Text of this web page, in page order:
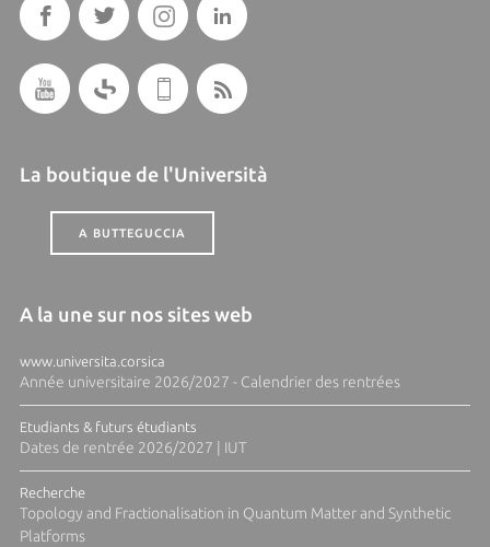
La boutique de l'Università
A BUTTEGUCCIA
A la une sur nos sites web
www.universita.corsica
Année universitaire 2026/2027 - Calendrier des rentrées
Etudiants & futurs étudiants
Dates de rentrée 2026/2027 | IUT
Recherche
Topology and Fractionalisation in Quantum Matter and Synthetic
Platforms